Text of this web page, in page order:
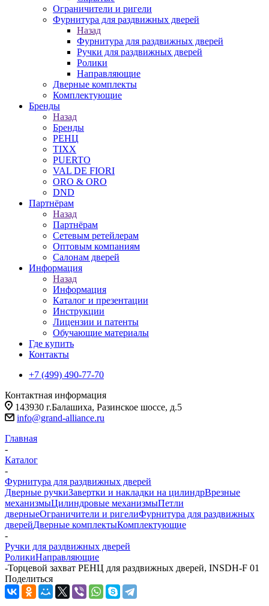
Ограничители и ригели
Фурнитура для раздвижных дверей
Назад
Фурнитура для раздвижных дверей
Ручки для раздвижных дверей
Ролики
Направляющие
Дверные комплекты
Комплектующие
Бренды
Назад
Бренды
РЕНЦ
TIXX
PUERTO
VAL DE FIORI
ORO & ORO
DND
Партнёрам
Назад
Партнёрам
Сетевым ретейлерам
Оптовым компаниям
Салонам дверей
Информация
Назад
Информация
Каталог и презентации
Инструкции
Лицензии и патенты
Обучающие материалы
Где купить
Контакты
+7 (499) 490-77-70
Контактная информация
143930 г.Балашиха, Разинское шоссе, д.5
info@grand-alliance.ru
Главная
-
Каталог
-
Фурнитура для раздвижных дверей
Дверные ручкиЗавертки и накладки на цилиндрВрезные
механизмыЦилиндровые механизмыПетли
дверныеОграничители и ригелиФурнитура для раздвижных
дверейДверные комплектыКомплектующие
-
Ручки для раздвижных дверей
РоликиНаправляющие
-Торцевой захват РЕНЦ для раздвижных дверей, INSDH-F 01
Поделиться